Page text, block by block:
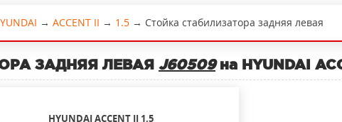
→ ACCENT II → 1.5 → Стойка стабилизатора задняя левая
ЗАДНЯЯ ЛЕВАЯ J60509на HYUNDAI
HYUNDAIACCENT II 1.5